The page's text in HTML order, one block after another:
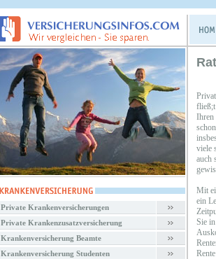
Private Krankenversicherungen
Private Krankenzusatzversicherung
Krankenversicherung Beamte
Krankenversicherung Studenten
fließ;t
Ihren
viele
auch
Mit
ein
Sie